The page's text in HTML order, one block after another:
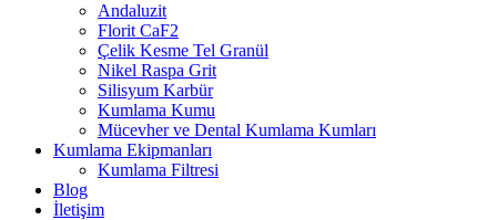
Andaluzit
Florit CaF2
Çelik Kesme Tel Granül
Nikel Raspa Grit
Silisyum Karbür
Kumlama Kumu
Mücevher ve Dental Kumlama Kumları
Kumlama Ekipmanları
Kumlama Filtresi
Blog
İletişim